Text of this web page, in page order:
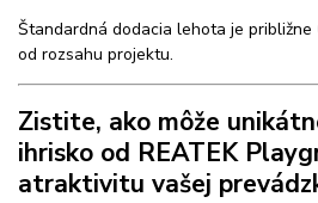
Štandardná dodacia lehota je približne
od rozsahu projektu.
Zistite, ako môže
ihrisko od REATEK
atraktivitu vašej